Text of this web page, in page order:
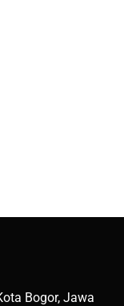
Bogor, Jawa